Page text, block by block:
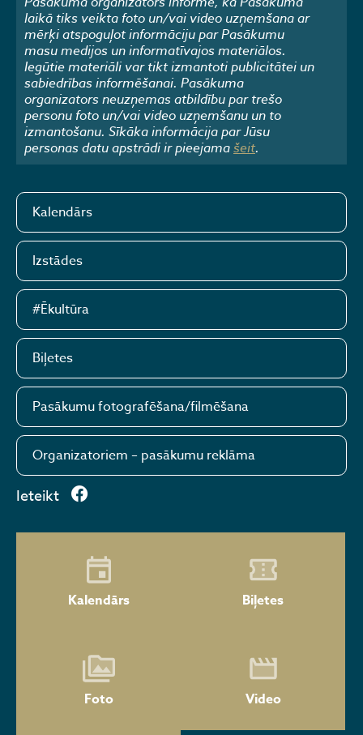
laikā tiks veikta foto un/vai video uzņemšana ar
mērķi atspoguļot informāciju par Pasākumu
masu medijos un informatīvajos materiālos.
Iegūtie materiāli var tikt izmantoti publicitātei un
sabiedrības informēšanai. Pasākuma
organizators neuzņemas atbildību par trešo
personu foto un/vai video uzņemšanu un to
izmantošanu. Sīkāka informācija par Jūsu
personas datu apstrādi ir pieejamašeit.
Kalendārs
Izstādes
#Ēkultūra
Biļetes
Pasākumu fotografēšana/filmēšana
Organizatoriem – pasākumu reklāma
Ieteikt
Kalendārs Biļetes
Foto Video